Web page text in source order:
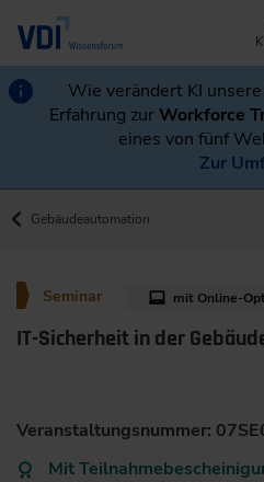
Wie verändert KI
Erfahrung zurWorkforce
eines von fünf
Zur
Gebäudeautomation
Seminar mit Online-
IT-Sicherheit in der
Veranstaltungsnummer:
Mit